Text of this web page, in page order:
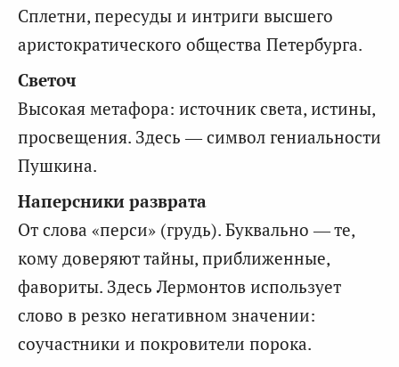
Сплетни, пересуды и интриги высшего
аристократического общества Петербурга.
Светоч
Высокая метафора: источник света, истины,
просвещения. Здесь — символ гениальности
Пушкина.
Наперсники разврата
От слова «перси» (грудь). Буквально — те,
кому доверяют тайны, приближенные,
фавориты. Здесь Лермонтов использует
слово в резко негативном значении:
соучастники и покровители порока.